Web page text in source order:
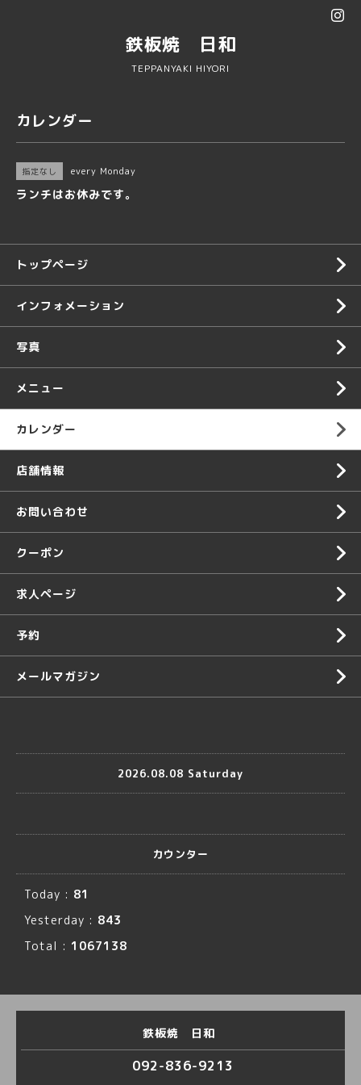
鉄板焼 日和
TEPPANYAKI HIYORI
カレンダー
指定なし every Monday
ランチはお休みです。
トップページ
インフォメーション
写真
メニュー
カレンダー
店舗情報
お問い合わせ
クーポン
求人ページ
予約
メールマガジン
2026.08.08 Saturday
カウンター
Today : 81
Yesterday : 843
Total : 1067138
鉄板焼 日和
092-836-9213